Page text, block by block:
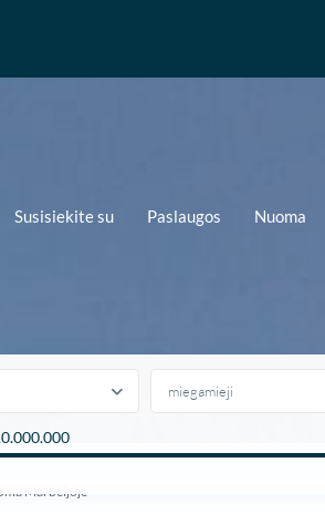
Susisiekite su Paslaugos Nuoma
Marbeljoje